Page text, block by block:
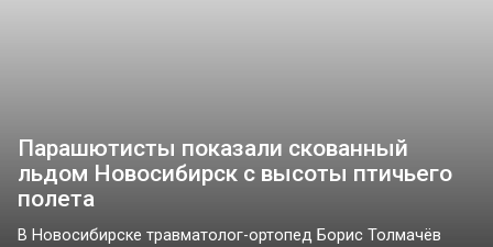
Парашютисты показали скованный
льдом Новосибирск с высоты птичьего
полета
В Новосибирске травматолог-ортопед Борис Толмачёв